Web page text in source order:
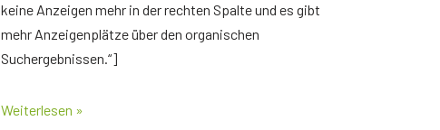
keine Anzeigen mehr in der rechten Spalte und es gibt
mehr Anzeigenplätze über den organischen
Suchergebnissen.“]
Weiterlesen »